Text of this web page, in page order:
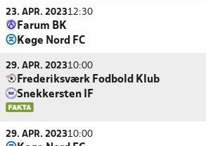
23. APR. 202312:30
Farum BK
Køge Nord FC
29. APR. 202310:00
Frederiksværk Fodbold Klub
Snekkersten IF
29. APR. 202310:00